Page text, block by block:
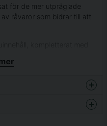
för de mer utpräglade
råvaror som bidrar till att
äggproduktion. Innehåller